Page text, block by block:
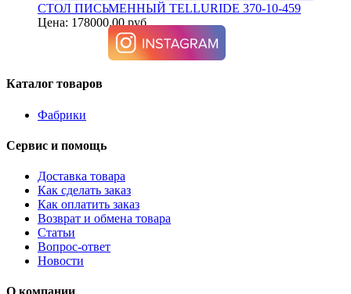
СТОЛ ПИСЬМЕННЫЙ TELLURIDE 370-10-459
Цена: 178000.00 руб.
Каталог товаров
Фабрики
Сервис и помощь
Доставка товара
Как сделать заказ
Как оплатить заказ
Возврат и обмена товара
Статьи
Вопрос-ответ
Новости